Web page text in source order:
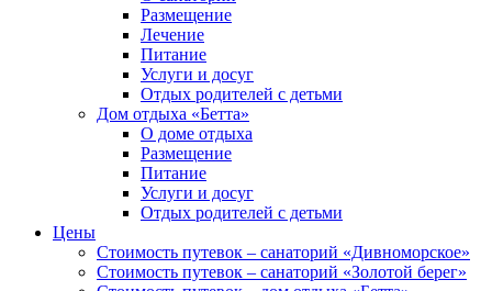
Размещение
Лечение
Питание
Услуги и досуг
Отдых родителей с детьми
Дом отдыха «Бетта»
О доме отдыха
Размещение
Питание
Услуги и досуг
Отдых родителей с детьми
Цены
Стоимость путевок – санаторий «Дивноморское»
Стоимость путевок – санаторий «Золотой берег»